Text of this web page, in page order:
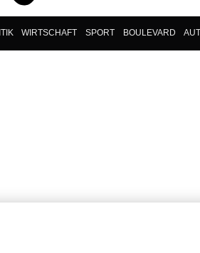
WIRTSCHAFT SPORT BOULEVARD